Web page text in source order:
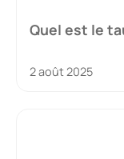
Quel est le
2 août 2025